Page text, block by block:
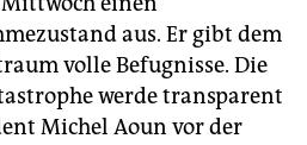
aus. Er gibt dem
volle Befugnisse. Die
werde transparent
Michel Aoun vor der